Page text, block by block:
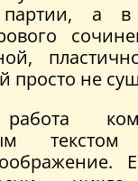
а в
просто не